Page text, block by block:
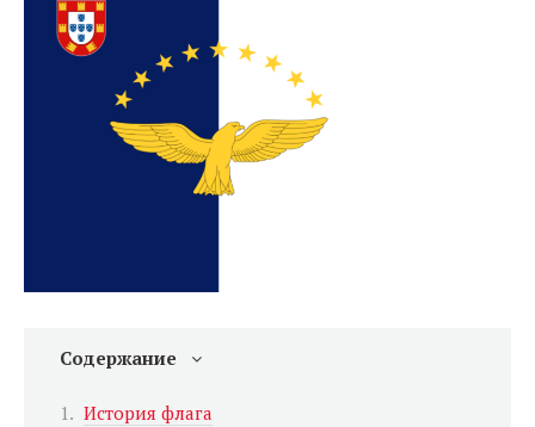
Содержание
История флага